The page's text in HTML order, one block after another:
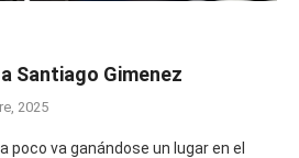
Santiago Gimenez
2025
poco va ganándose un lugar en el